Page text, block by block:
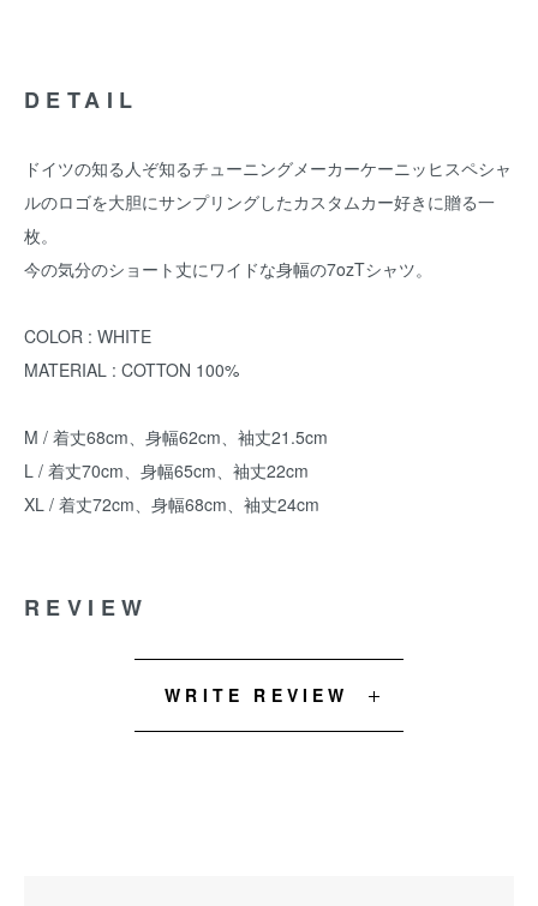
DETAIL
ドイツの知る人ぞ知るチューニングメーカーケーニッヒスペシャ
ルのロゴを大胆にサンプリングしたカスタムカー好きに贈る一
枚。
今の気分のショート丈にワイドな身幅の7ozTシャツ。
COLOR : WHITE
MATERIAL : COTTON 100%
M / 着丈68cm、身幅62cm、袖丈21.5cm
L / 着丈70cm、身幅65cm、袖丈22cm
XL / 着丈72cm、身幅68cm、袖丈24cm
REVIEW
WRITE REVIEW